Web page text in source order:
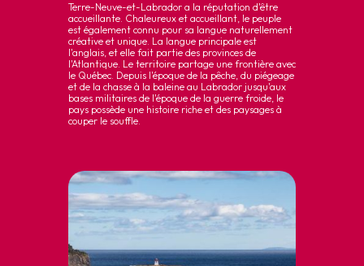
Terre-Neuve-et-Labrador a la réputation d'être
accueillante. Chaleureux et accueillant, le peuple
est également connu pour sa langue naturellement
créative et unique. La langue principale est
l'anglais, et elle fait partie des provinces de
l'Atlantique. Le territoire partage une frontière avec
le Québec. Depuis l'époque de la pêche, du piégeage
et de la chasse à la baleine au Labrador jusqu'aux
bases militaires de l'époque de la guerre froide, le
pays possède une histoire riche et des paysages à
couper le souffle.